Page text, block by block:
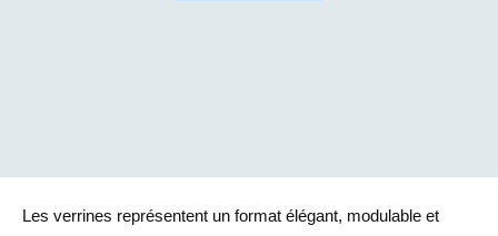
Les verrines représentent un format élégant, modulable et